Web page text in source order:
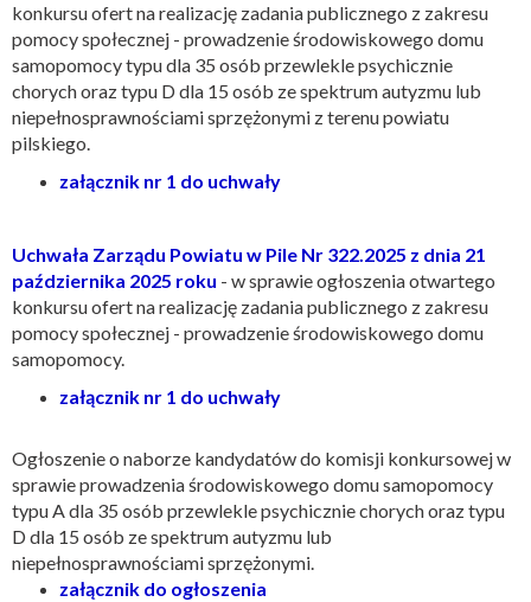
konkursu ofert na realizację zadania publicznego z zakresu
pomocy społecznej - prowadzenie środowiskowego domu
samopomocy typu dla 35 osób przewlekle psychicznie
chorych oraz typu D dla 15 osób ze spektrum autyzmu lub
niepełnosprawnościami sprzężonymi z terenu powiatu
pilskiego.
załącznik nr 1 do uchwały
Uchwała Zarządu Powiatu w Pile Nr 322.2025 z dnia 21
października 2025 roku - w sprawie ogłoszenia otwartego
konkursu ofert na realizację zadania publicznego z zakresu
pomocy społecznej - prowadzenie środowiskowego domu
samopomocy.
załącznik nr 1 do uchwały
Ogłoszenie o naborze kandydatów do komisji konkursowej w
sprawie prowadzenia środowiskowego domu samopomocy
typu A dla 35 osób przewlekle psychicznie chorych oraz typu
D dla 15 osób ze spektrum autyzmu lub
niepełnosprawnościami sprzężonymi.
załącznik do ogłoszenia